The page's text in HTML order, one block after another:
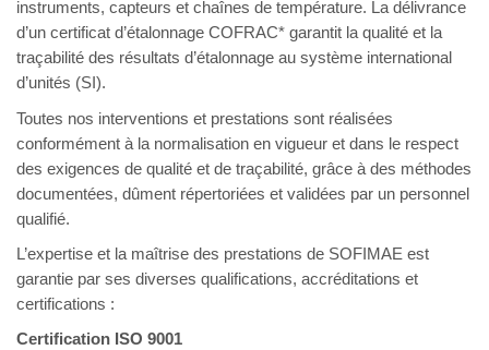
instruments, capteurs et chaînes de température. La délivrance
d’un certificat d’étalonnage COFRAC* garantit la qualité et la
traçabilité des résultats d’étalonnage au système international
d’unités (SI).
Toutes nos interventions et prestations sont réalisées
conformément à la normalisation en vigueur et dans le respect
des exigences de qualité et de traçabilité, grâce à des méthodes
documentées, dûment répertoriées et validées par un personnel
qualifié.
L’expertise et la maîtrise des prestations de SOFIMAE est
garantie par ses diverses qualifications, accréditations et
certifications :
Certification ISO 9001